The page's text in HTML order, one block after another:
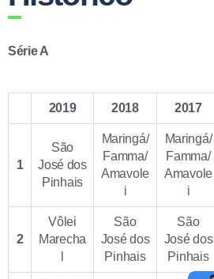
Série A
2019 2018 2017
1
São
José dos
Pinhais
Maringá/
Famma/
Amavole
i
Maringá/
Famma/
Amavole
i
2
Vôlei
Marecha
São
José dos
Pinhais
São
José dos
Pinhais